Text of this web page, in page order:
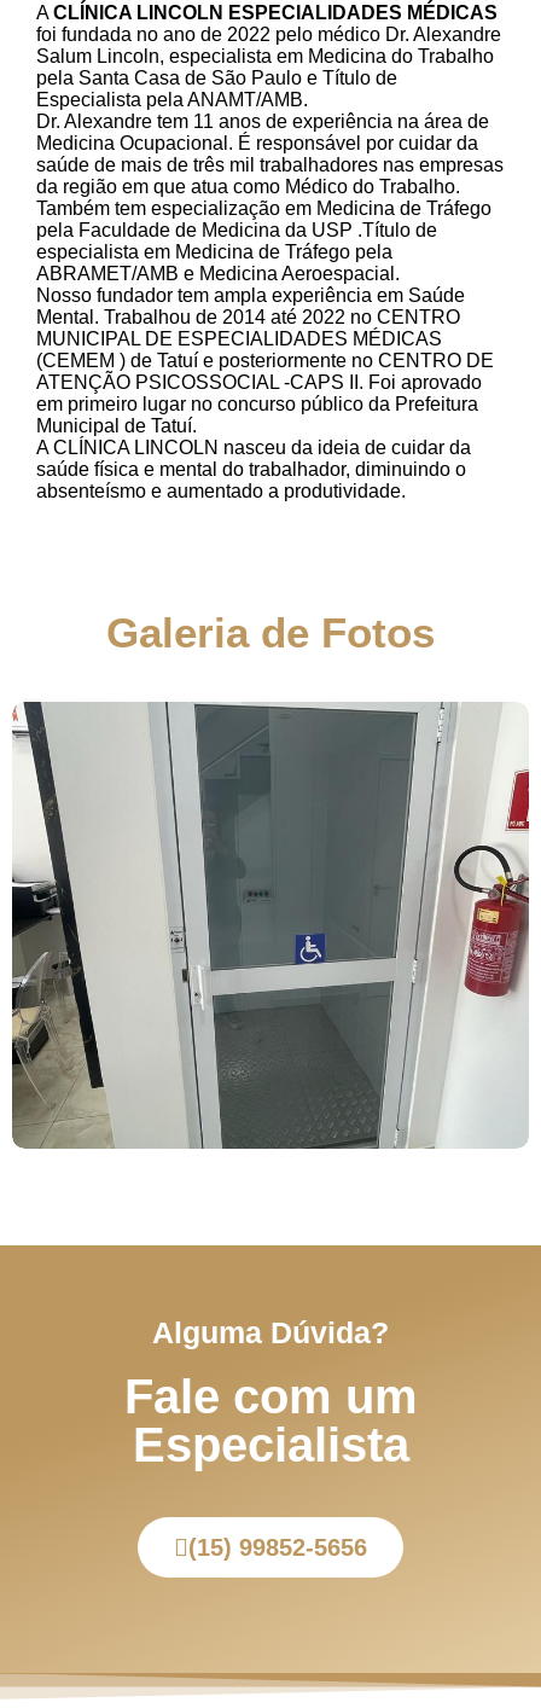
ACLÍNICA LINCOLN ESPECIALIDADES MÉDICAS
foi fundada no ano de 2022 pelo médico Dr. Alexandre
Salum Lincoln, especialista em Medicina do Trabalho
pela Santa Casa de São Paulo e Título de
Especialista pela ANAMT/AMB.
Dr. Alexandre tem 11 anos de experiência na área de
Medicina Ocupacional. É responsável por cuidar da
saúde de mais de três mil trabalhadores nas empresas
da região em que atua como Médico do Trabalho.
Também tem especialização em Medicina de Tráfego
pela Faculdade de Medicina da USP .Título de
especialista em Medicina de Tráfego pela
ABRAMET/AMB e Medicina Aeroespacial.
Nosso fundador tem ampla experiência em Saúde
Mental. Trabalhou de 2014 até 2022 no CENTRO
MUNICIPAL DE ESPECIALIDADES MÉDICAS
(CEMEM ) de Tatuí e posteriormente no CENTRO DE
ATENÇÃO PSICOSSOCIAL -CAPS II. Foi aprovado
em primeiro lugar no concurso público da Prefeitura
Municipal de Tatuí.
A CLÍNICA LINCOLN nasceu da ideia de cuidar da
saúde física e mental do trabalhador, diminuindo o
absenteísmo e aumentado a produtividade.
Galeria de Fotos
Alguma Dúvida?
Fale com um
Especialista
(15) 99852-5656